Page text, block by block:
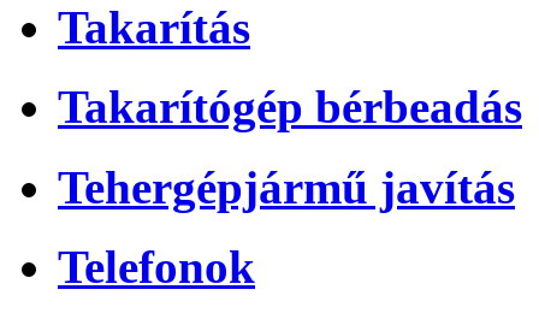
Takarítás
Takarítógép bérbeadás
Tehergépjármű javítás
Telefonok